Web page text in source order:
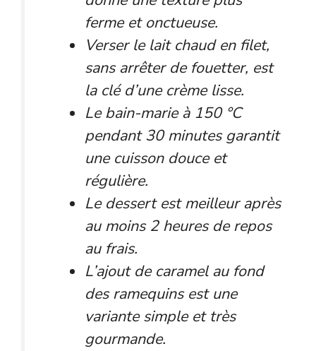
ferme et onctueuse.
Verser le lait chaud en filet,
sans arrêter de fouetter, est
la clé d’une crème lisse.
Le bain-marie à 150 °C
pendant 30 minutes garantit
une cuisson douce et
régulière.
Le dessert est meilleur après
au moins 2 heures de repos
au frais.
L’ajout de caramel au fond
des ramequins est une
variante simple et très
gourmande.